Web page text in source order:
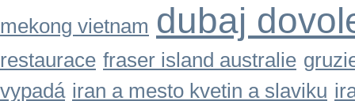
mekong vietnam dubaj
restaurace fraser island australie
vypadá iran a mesto kvetin a slaviku